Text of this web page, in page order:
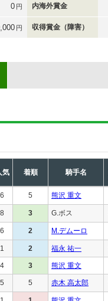
0 円 内海外賞金
円 収得賞金（障害）
気 着順 騎手名
6 5 熊沢 重文
8 3 G.ボス
6 2 M.デムーロ
1 2 福永 祐一
4 3 熊沢 重文
5 5 赤木 高太郎